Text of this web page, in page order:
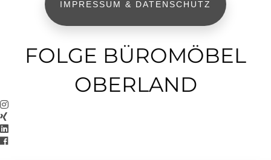
IMPRESSUM & DATENSCHUTZ
FOLGE BÜROMÖBEL
OBERLAND